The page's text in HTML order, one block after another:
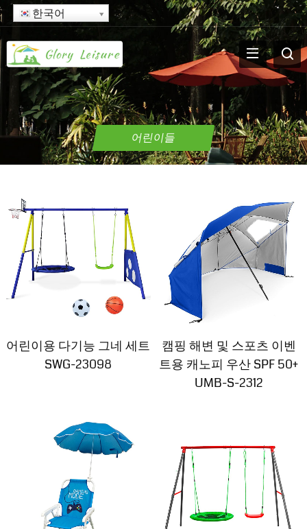
한국어
어린이들
어린이용 다기능 그네 세트
SWG-23098
캠핑 해변 및 스포츠 이벤
트용 캐노피 우산 SPF 50+
UMB-S-2312